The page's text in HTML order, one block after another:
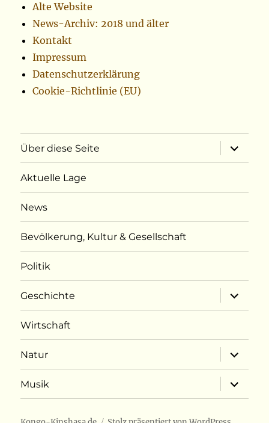
Alte Website
News-Archiv: 2018 und älter
Kontakt
Impressum
Datenschutzerklärung
Cookie-Richtlinie (EU)
Über diese Seite
öffnen
Aktuelle Lage
News
Bevölkerung, Kultur & Gesellschaft
Politik
Geschichte
öffnen
Wirtschaft
Natur
öffnen
Musik
öffnen